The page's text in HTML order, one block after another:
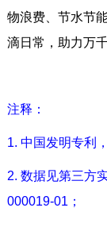
物浪费、节水节
滴日常，助力万
注释：
1. 中国发明专利
2. 数据见第三方
000019-01；